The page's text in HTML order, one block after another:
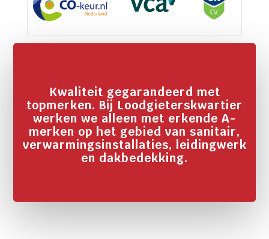
Kwaliteit gegarandeerd met
topmerken. Bij Loodgieterskwartier
werken we alleen met erkende A-
merken op het gebied van sanitair,
verwarmingsinstallaties, leidingwerk
en dakbedekking.